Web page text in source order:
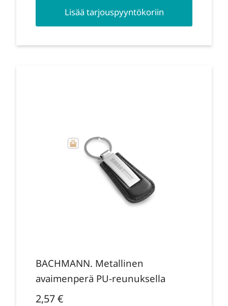
Lisää tarjouspyyntökoriin
BACHMANN. Metallinen
avaimenperä PU-reunuksella
2,57€